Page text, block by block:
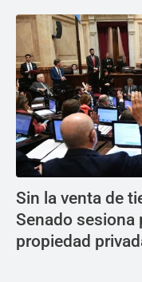
Sin la venta de
Senado sesiona
propiedad